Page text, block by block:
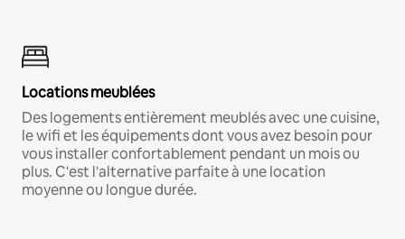
Locations meublées
Des logements entièrement meublés avec une cuisine,
le wifi et les équipements dont vous avez besoin pour
vous installer confortablement pendant un mois ou
plus. C'est l'alternative parfaite à une location
moyenne ou longue durée.